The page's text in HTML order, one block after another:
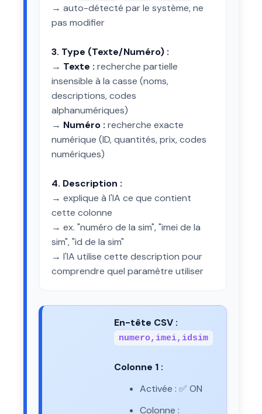
→ auto-détecté par le système, ne
pas modifier
3. Type (Texte/Numéro) :
→ Texte : recherche partielle
insensible à la casse (noms,
descriptions, codes
alphanumériques)
→ Numéro : recherche exacte
numérique (ID, quantités, prix, codes
numériques)
4. Description :
→ explique à l'IA ce que contient
cette colonne
→ ex. "numéro de la sim", "imei de la
sim", "id de la sim"
→ l'IA utilise cette description pour
comprendre quel paramètre utiliser
En-tête CSV :
numero,imei,idsim
Colonne 1 :
Activée : ✅ ON
Colonne :